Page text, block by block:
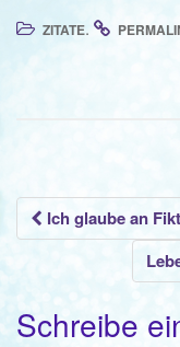
ZITATE.
Ich glaube an
Schreibe